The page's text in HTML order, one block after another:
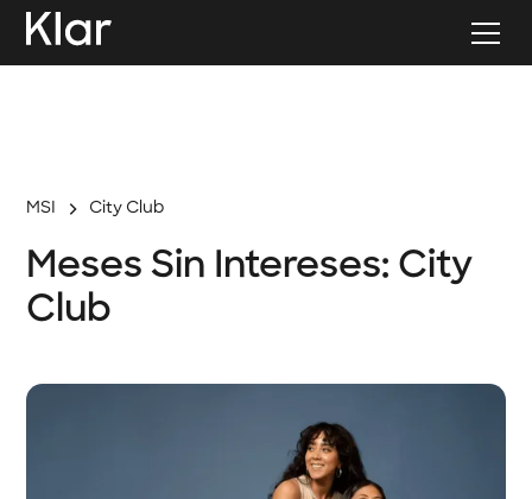
MSI City Club
Meses Sin Intereses: City
Club